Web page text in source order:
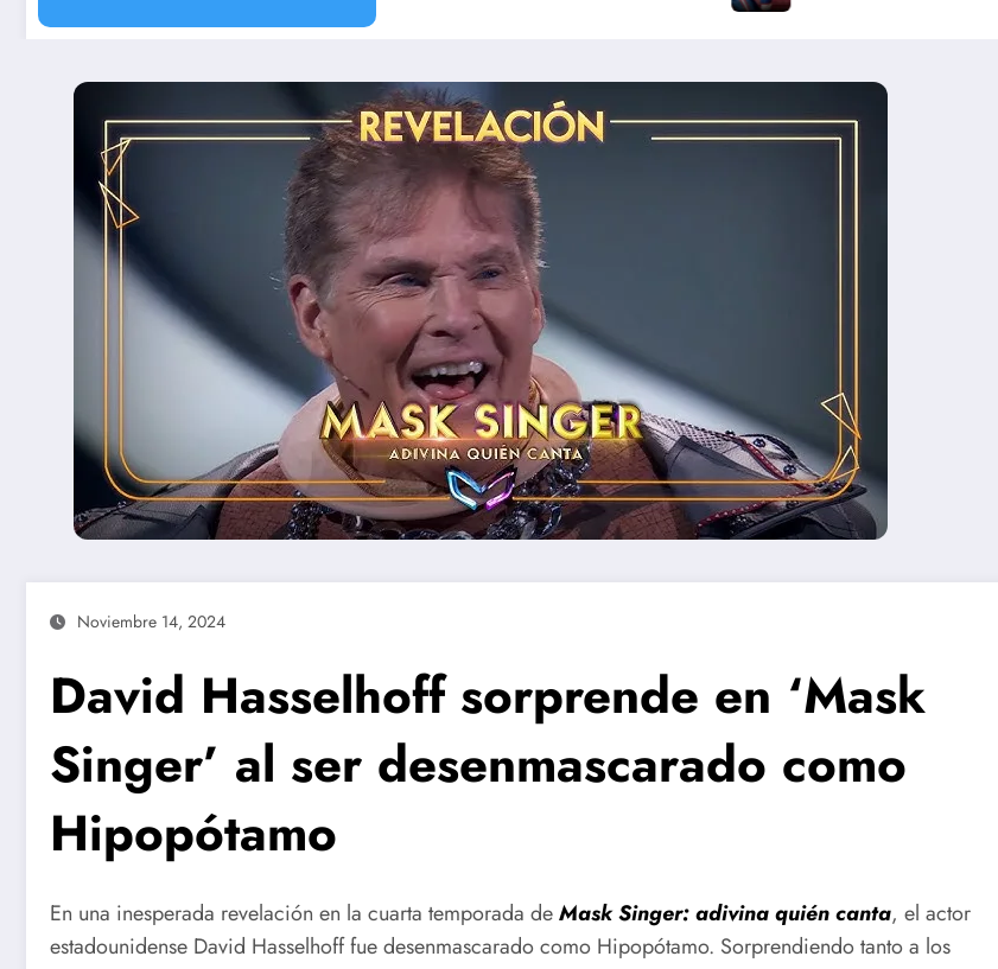
Noviembre 14, 2024
David Hasselhoff sorprende en ‘Mask
Singer’ al ser desenmascarado como
Hipopótamo
En una inesperada revelación en la cuarta temporada deMask Singer: adivina quién canta, el actor
estadounidense David Hasselhoff fue desenmascarado como Hipopótamo. Sorprendiendo tanto a los